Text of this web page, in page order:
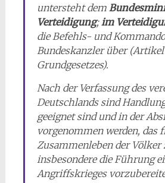
untersteht dem
Verteidigung; im
die Befehls- und
Bundeskanzler über (Artikel
Grundgesetzes).
Nach der Verfassung des
Deutschlands sind
geeignet sind und in der
vorgenommen werden, das
Zusammenleben der Völker
insbesondere die Führung
Angriffskrieges